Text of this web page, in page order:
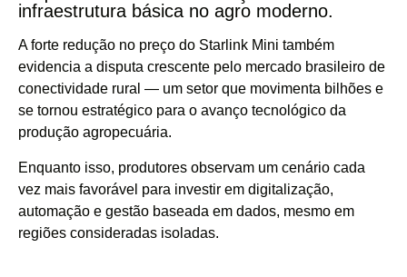
infraestrutura básica no agro moderno.
A forte redução no preço do Starlink Mini também
evidencia a disputa crescente pelo mercado brasileiro de
conectividade rural — um setor que movimenta bilhões e
se tornou estratégico para o avanço tecnológico da
produção agropecuária.
Enquanto isso, produtores observam um cenário cada
vez mais favorável para investir em digitalização,
automação e gestão baseada em dados, mesmo em
regiões consideradas isoladas.